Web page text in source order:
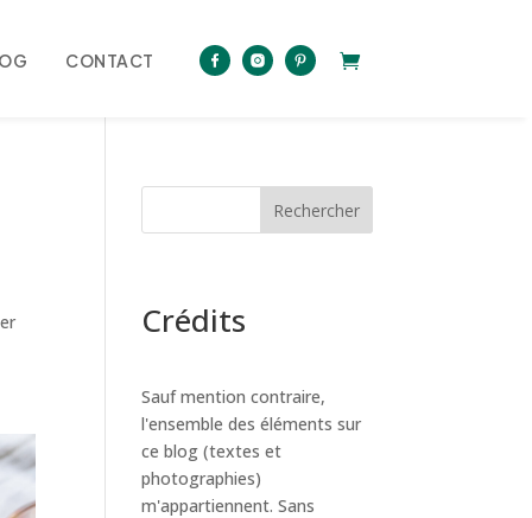
CONTACT
Rechercher
Crédits
Sauf mention contraire,
l'ensemble des éléments sur
ce blog (textes et
photographies)
m'appartiennent. Sans